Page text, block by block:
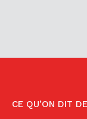
CE QU’ON DIT